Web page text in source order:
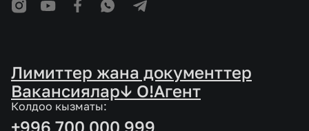
Лимиттер жана документтер
Вакансиялар↓ O!Агент
Колдоо кызматы:
+996 700 000 999